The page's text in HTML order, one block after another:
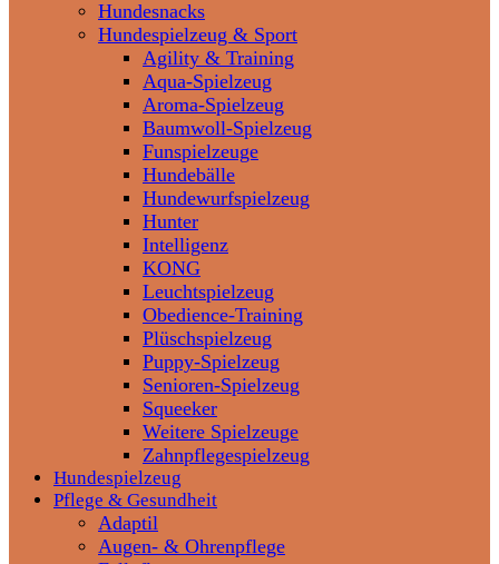
Hundesnacks
Hundespielzeug & Sport
Agility & Training
Aqua-Spielzeug
Aroma-Spielzeug
Baumwoll-Spielzeug
Funspielzeuge
Hundebälle
Hundewurfspielzeug
Hunter
Intelligenz
KONG
Leuchtspielzeug
Obedience-Training
Plüschspielzeug
Puppy-Spielzeug
Senioren-Spielzeug
Squeeker
Weitere Spielzeuge
Zahnpflegespielzeug
Hundespielzeug
Pflege & Gesundheit
Adaptil
Augen- & Ohrenpflege